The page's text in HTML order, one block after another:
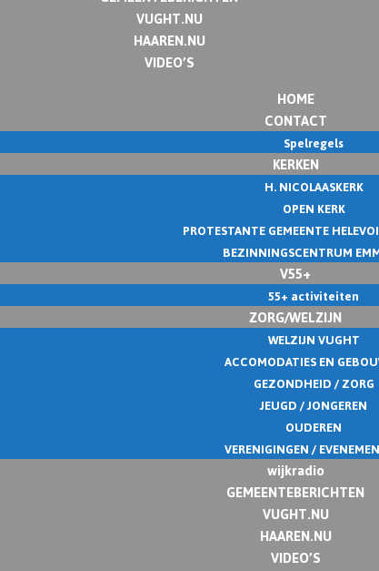
VUGHT.NU
HAAREN.NU
VIDEO’S
HOME
CONTACT
Spelregels
KERKEN
H. NICOLAASKERK
OPEN KERK
PROTESTANTE GEMEENTE
BEZINNINGSCENTRUM
V55+
55+ activiteiten
ZORG/WELZIJN
WELZIJN VUGHT
ACCOMODATIES EN
GEZONDHEID / ZORG
JEUGD / JONGEREN
OUDEREN
VERENIGINGEN /
wijkradio
GEMEENTEBERICHTEN
VUGHT.NU
HAAREN.NU
VIDEO’S